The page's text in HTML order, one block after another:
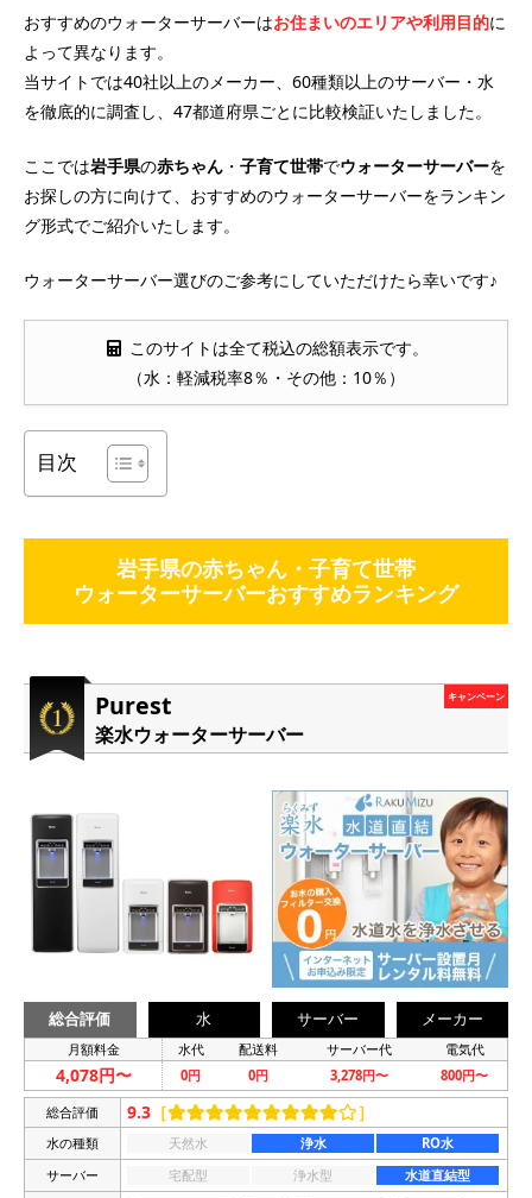
おすすめのウォーターサーバーはお住まいのエリアや利用目的に
よって異なります。
当サイトでは40社以上のメーカー、60種類以上のサーバー・水
を徹底的に調査し、47都道府県ごとに比較検証いたしました。
ここでは岩手県の赤ちゃん ・ 子育て世帯でウォーターサーバーを
お探しの方に向けて、おすすめのウォーターサーバーをランキン
グ形式でご紹介いたします。
ウォーターサーバー選びのご参考にしていただけたら幸いです♪
このサイトは全て税込の総額表示です。
（水：軽減税率8％・その他：10％）
目次
岩手県の赤ちゃん・子育て世帯
ウォーターサーバーおすすめランキング
Purest
楽水ウォーターサーバー
キャンペーン
総合評価 水 サーバー メーカー
月額料金 水代 配送料 サーバー代 電気代
4,078円〜 0円 0円 3,278円〜 800円〜
総合評価 9.3 ［ ］
水の種類 天然水 浄水
RO水
サーバー
宅配型 浄水型
水道直結型